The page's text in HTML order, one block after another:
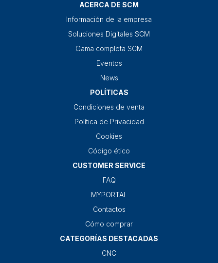
ACERCA DE SCM
Información de la empresa
Soluciones Digitales SCM
Gama completa SCM
Eventos
News
POLÍTICAS
Condiciones de venta
Política de Privacidad
Cookies
Código ético
CUSTOMER SERVICE
FAQ
MYPORTAL
Contactos
Cómo comprar
CATEGORÍAS DESTACADAS
CNC